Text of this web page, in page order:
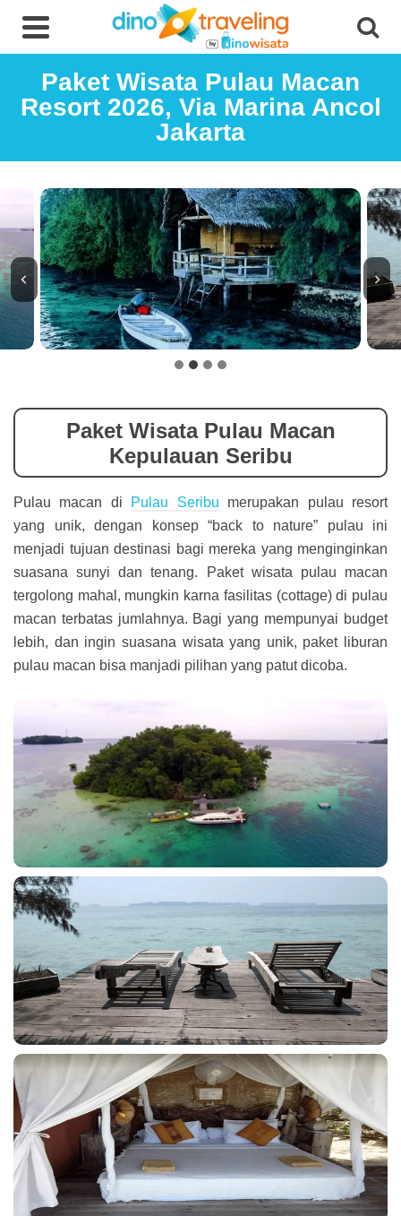
Paket Wisata Pulau Macan
Resort 2026, Via Marina Ancol
Jakarta
Paket Wisata Pulau Macan
Kepulauan Seribu
Pulau macan di Pulau Seribu merupakan pulau resort
yang unik, dengan konsep “back to nature” pulau ini
menjadi tujuan destinasi bagi mereka yang menginginkan
suasana sunyi dan tenang. Paket wisata pulau macan
tergolong mahal, mungkin karna fasilitas (cottage) di pulau
macan terbatas jumlahnya. Bagi yang mempunyai budget
lebih, dan ingin suasana wisata yang unik, paket liburan
pulau macan bisa manjadi pilihan yang patut dicoba.